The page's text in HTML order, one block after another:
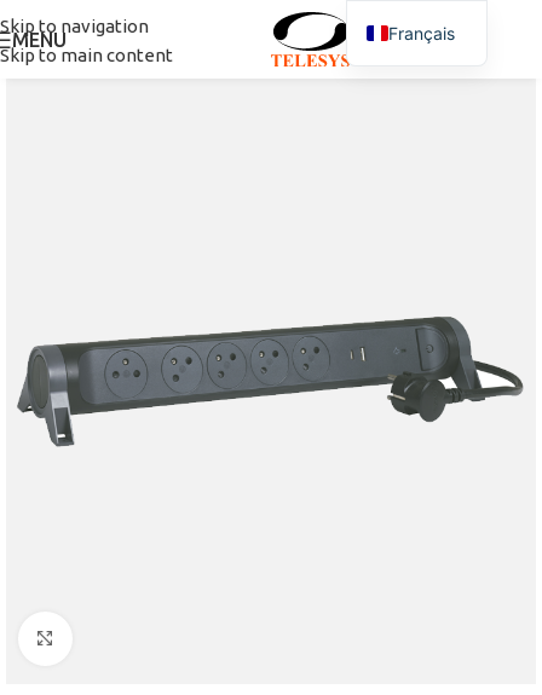
Skip to navigation
Skip to main content
MENU Français